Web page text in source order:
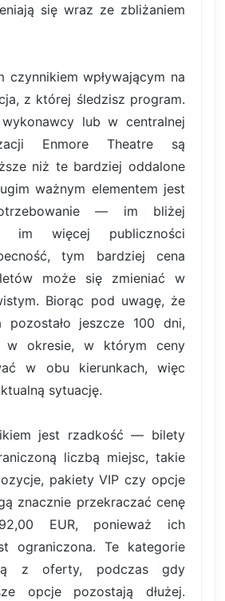
się wraz ze zbliżaniem
czynnikiem wpływającym na
z której śledzisz program.
lub w centralnej
Enmore Theatre są
niż te bardziej oddalone
ważnym elementem jest
— im bliżej
im więcej publiczności
tym bardziej cena
może się zmieniać w
Biorąc pod uwagę, że
pozostało jeszcze 100 dni,
w okresie, w którym ceny
w obu kierunkach, więc
sytuację.
jest rzadkość — bilety
liczbą miejsc, takie
pakiety VIP czy opcje
znacznie przekraczać cenę
EUR, ponieważ ich
ograniczona. Te kategorie
z oferty, podczas gdy
opcje pozostają dłużej.